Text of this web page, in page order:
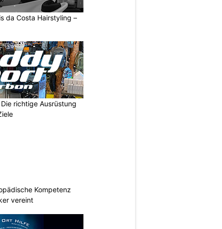
da Costa Hairstyling –
richtige Ausrüstung
Kompetenz
vereint